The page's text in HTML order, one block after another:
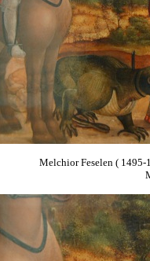
Melchior Feselen (